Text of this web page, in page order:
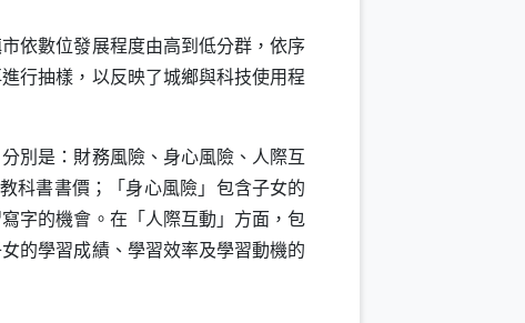
依數位發展程度由高到低分群，依序
行抽樣，以反映了城鄉與科技使用程
別是：財務風險、身心風險、人際互
科書書價；「身心風險」包含子女的
字的機會。在「人際互動」方面，包
的學習成績、學習效率及學習動機的